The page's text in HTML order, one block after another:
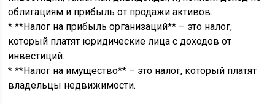
облигациям и прибыль от продажи активов.
* **Налог на прибыль организаций** – это налог,
который платят юридические лица с доходов от
инвестиций.
* **Налог на имущество** – это налог, который платят
владельцы недвижимости.